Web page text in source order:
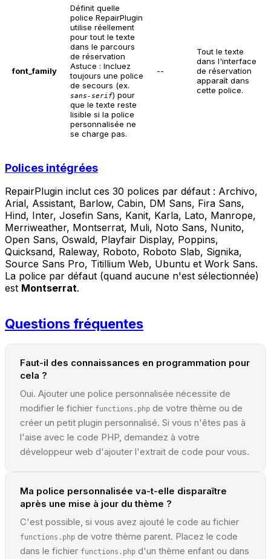
font_family
Définit quelle
police RepairPlugin
utilise réellement
pour tout le texte
dans le parcours
de réservation
Astuce : Incluez
toujours une police
de secours (ex.
sans-serif) pour
que le texte reste
lisible si la police
personnalisée ne
se charge pas.
--
Tout le texte
dans l'interface
de réservation
apparaît dans
cette police.
Polices intégrées
RepairPlugin inclut ces 30 polices par défaut : Archivo,
Arial, Assistant, Barlow, Cabin, DM Sans, Fira Sans,
Hind, Inter, Josefin Sans, Kanit, Karla, Lato, Manrope,
Merriweather, Montserrat, Muli, Noto Sans, Nunito,
Open Sans, Oswald, Playfair Display, Poppins,
Quicksand, Raleway, Roboto, Roboto Slab, Signika,
Source Sans Pro, Titillium Web, Ubuntu et Work Sans.
La police par défaut (quand aucune n'est sélectionnée)
est Montserrat.
Questions fréquentes
Faut-il des connaissances en programmation pour
cela ?
Oui. Ajouter une police personnalisée nécessite de
modifier le fichier functions.php de votre thème ou de
créer un petit plugin personnalisé. Si vous n'êtes pas à
l'aise avec le code PHP, demandez à votre
développeur web d'ajouter l'extrait de code pour vous.
Ma police personnalisée va-t-elle disparaître
après une mise à jour du thème ?
C'est possible, si vous avez ajouté le code au fichier
functions.php de votre thème parent. Placez le code
dans le fichier functions.php d'un thème enfant ou dans